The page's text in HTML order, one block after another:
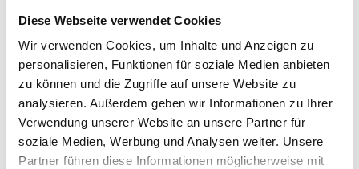
Diese Webseite verwendet Cookies
Wir verwenden Cookies, um Inhalte und Anzeigen zu
personalisieren, Funktionen für soziale Medien anbieten
zu können und die Zugriffe auf unsere Website zu
analysieren. Außerdem geben wir Informationen zu Ihrer
Verwendung unserer Website an unsere Partner für
soziale Medien, Werbung und Analysen weiter. Unsere
Partner führen diese Informationen möglicherweise mit